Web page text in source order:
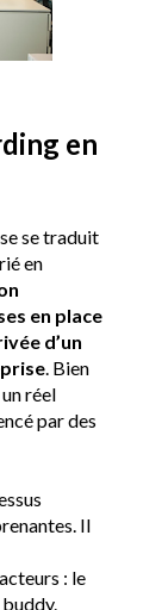
en
se traduit
en
en place
d’un
. Bien
réel
par des
Il
: le
buddy.